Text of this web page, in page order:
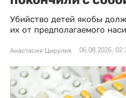
Убийство детей якобы
их от предполагаемого
Анастасия Цирулик 06.08.2026,